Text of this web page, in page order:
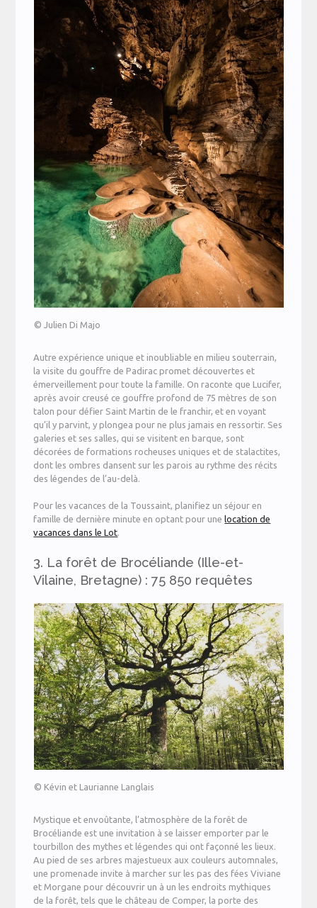
© Julien Di Majo
Autre expérience unique et inoubliable en milieu souterrain,
la visite du gouffre de Padirac promet découvertes et
émerveillement pour toute la famille. On raconte que Lucifer,
après avoir creusé ce gouffre profond de 75 mètres de son
talon pour défier Saint Martin de le franchir, et en voyant
qu’il y parvint, y plongea pour ne plus jamais en ressortir. Ses
galeries et ses salles, qui se visitent en barque, sont
décorées de formations rocheuses uniques et de stalactites,
dont les ombres dansent sur les parois au rythme des récits
des légendes de l’au-delà.
Pour les vacances de la Toussaint, planifiez un séjour en
famille de dernière minute en optant pour une location de
vacances dans le Lot.
3. La forêt de Brocéliande (Ille-et-
Vilaine, Bretagne) : 75 850 requêtes
© Kévin et Laurianne Langlais
Mystique et envoûtante, l’atmosphère de la forêt de
Brocéliande est une invitation à se laisser emporter par le
tourbillon des mythes et légendes qui ont façonné les lieux.
Au pied de ses arbres majestueux aux couleurs automnales,
une promenade invite à marcher sur les pas des fées Viviane
et Morgane pour découvrir un à un les endroits mythiques
de la forêt, tels que le château de Comper, la porte des